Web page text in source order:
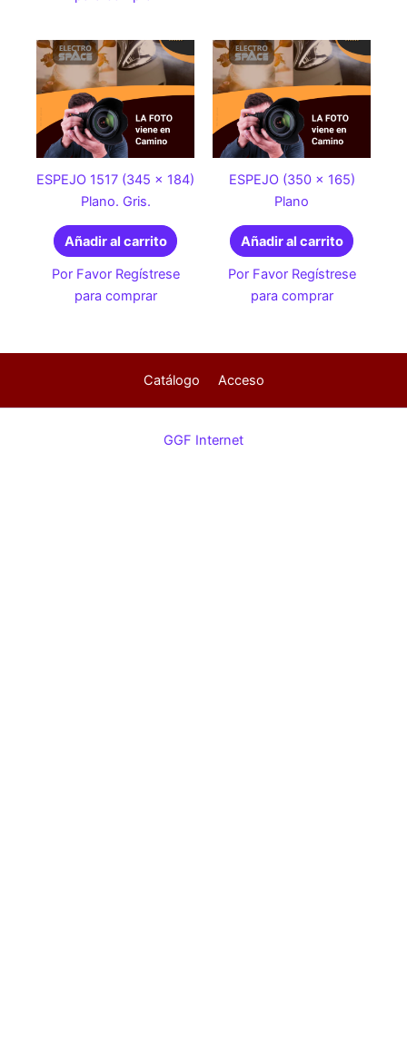
ESPEJO 1517 (345 x 184)
Plano. Gris.
Añadir al carrito
Por Favor Regístrese
para comprar
ESPEJO (350 x 165)
Plano
Añadir al carrito
Por Favor Regístrese
para comprar
Catálogo Acceso
GGF Internet